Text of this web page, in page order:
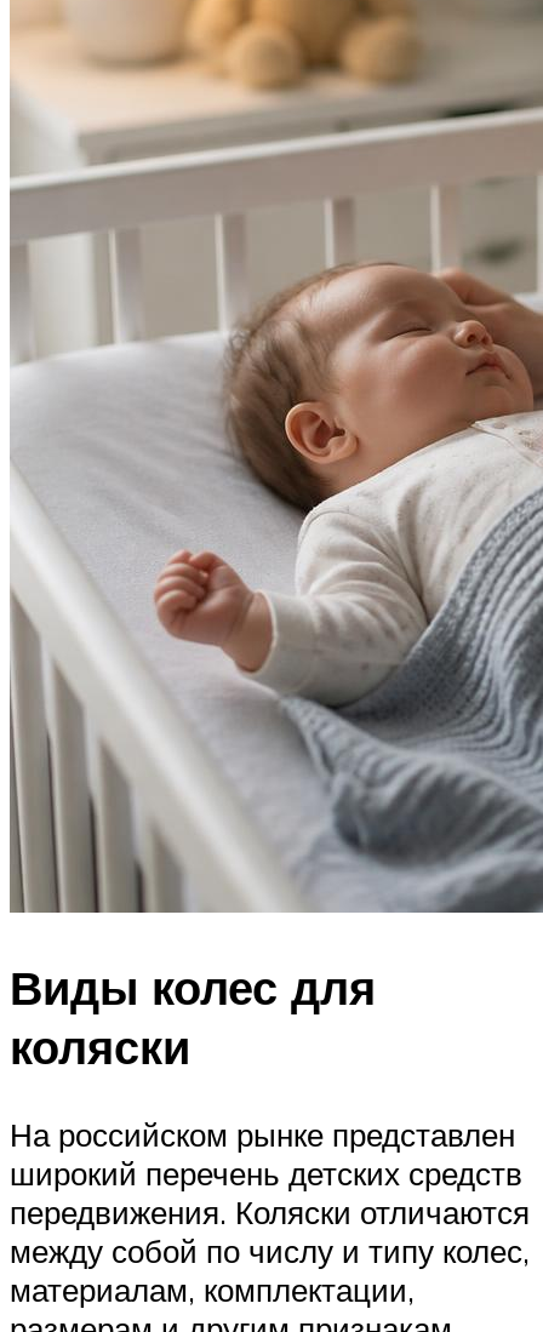
Виды колес для
коляски
На российском рынке представлен
широкий перечень детских средств
передвижения. Коляски отличаются
между собой по числу и типу колес,
материалам, комплектации,